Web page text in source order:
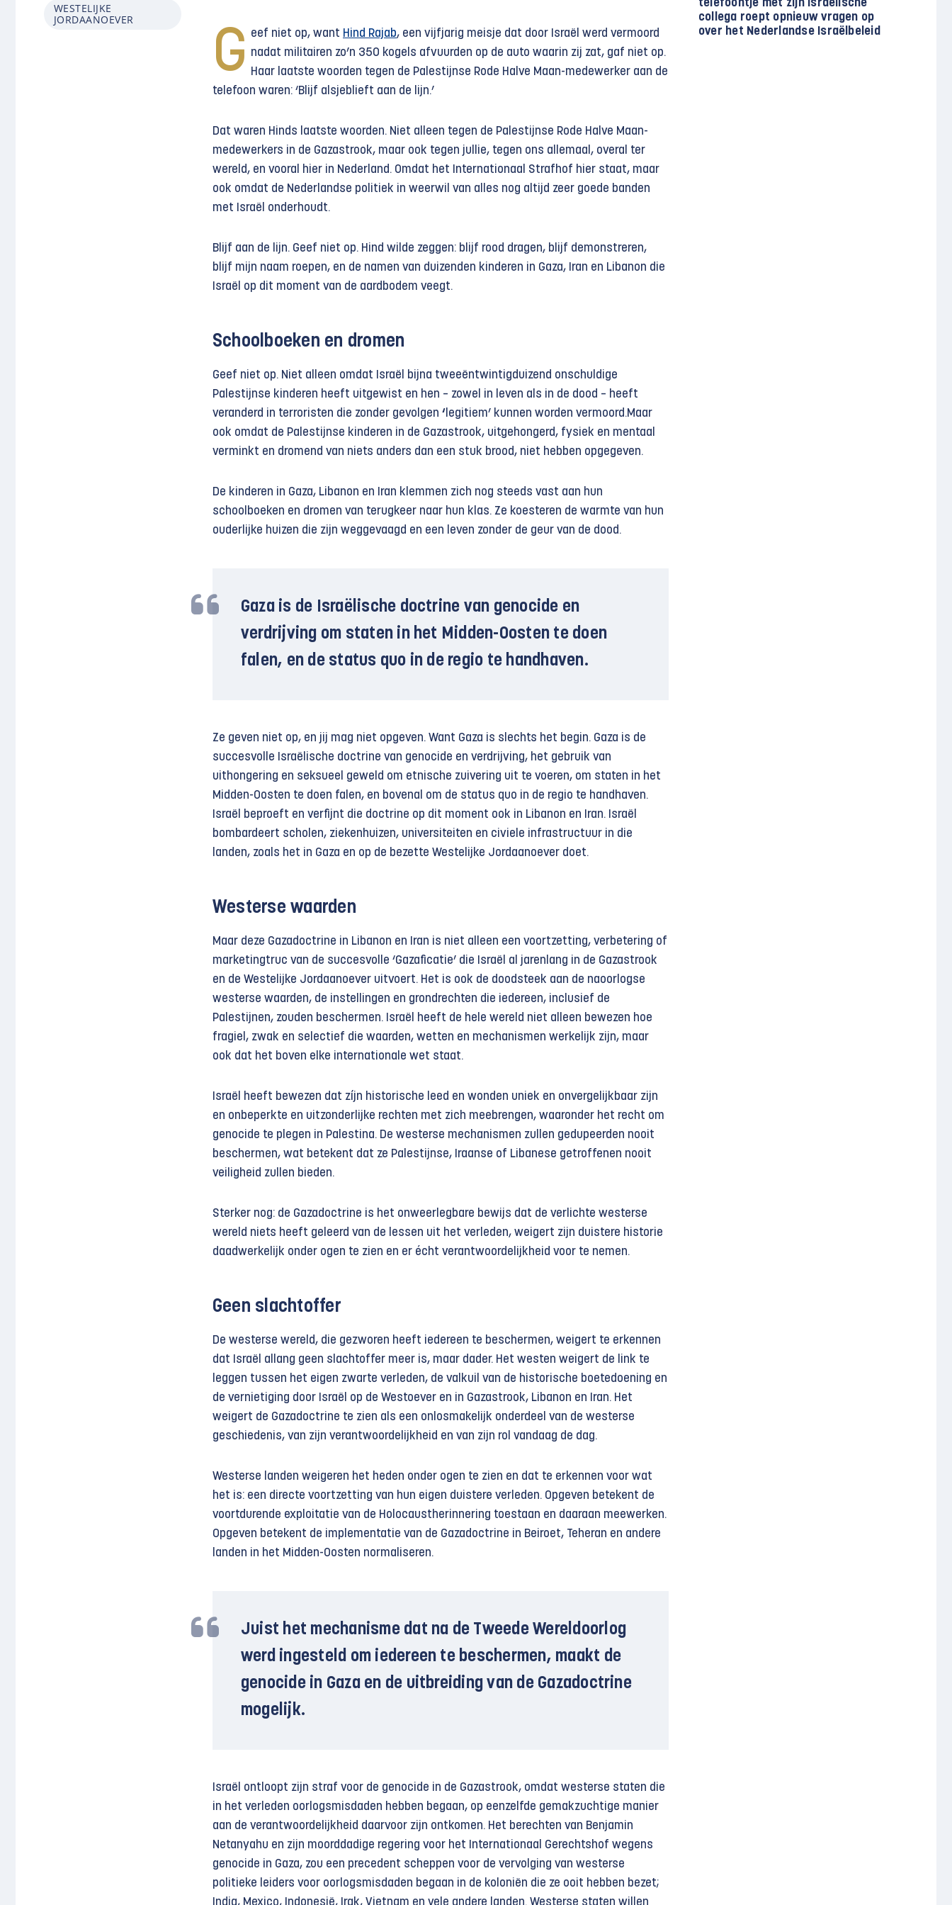
WESTELIJKE
JORDAANOEVER
G eef niet op, want Hind Rajab, een vijfjarig meisje dat door Israël werd vermoord
nadat militairen zo’n 350 kogels afvuurden op de auto waarin zij zat, gaf niet op.
Haar laatste woorden tegen de Palestijnse Rode Halve Maan-medewerker aan de
telefoon waren: ‘Blijf alsjeblieft aan de lijn.’
Dat waren Hinds laatste woorden. Niet alleen tegen de Palestijnse Rode Halve Maan-
medewerkers in de Gazastrook, maar ook tegen jullie, tegen ons allemaal, overal ter
wereld, en vooral hier in Nederland. Omdat het Internationaal Strafhof hier staat, maar
ook omdat de Nederlandse politiek in weerwil van alles nog altijd zeer goede banden
met Israël onderhoudt.
Blijf aan de lijn. Geef niet op. Hind wilde zeggen: blijf rood dragen, blijf demonstreren,
blijf mijn naam roepen, en de namen van duizenden kinderen in Gaza, Iran en Libanon die
Israël op dit moment van de aardbodem veegt.
Schoolboeken en dromen
Geef niet op. Niet alleen omdat Israël bijna tweeëntwintigduizend onschuldige
Palestijnse kinderen heeft uitgewist en hen – zowel in leven als in de dood – heeft
veranderd in terroristen die zonder gevolgen ‘ legitiem’ kunnen worden vermoord.Maar
ook omdat de Palestijnse kinderen in de Gazastrook, uitgehongerd, fysiek en mentaal
verminkt en dromend van niets anders dan een stuk brood, niet hebben opgegeven.
De kinderen in Gaza, Libanon en Iran klemmen zich nog steeds vast aan hun
schoolboeken en dromen van terugkeer naar hun klas. Ze koesteren de warmte van hun
ouderlijke huizen die zijn weggevaagd en een leven zonder de geur van de dood.
Gaza is de Israëlische doctrine van genocide en
verdrijving om staten in het Midden-Oosten te doen
falen, en de status quo in de regio te handhaven.
Ze geven niet op, en jij mag niet opgeven. Want Gaza is slechts het begin. Gaza is de
succesvolle Israëlische doctrine van genocide en verdrijving, het gebruik van
uithongering en seksueel geweld om etnische zuivering uit te voeren, om staten in het
Midden-Oosten te doen falen, en bovenal om de status quo in de regio te handhaven.
Israël beproeft en verfijnt die doctrine op dit moment ook in Libanon en Iran. Israël
bombardeert scholen, ziekenhuizen, universiteiten en civiele infrastructuur in die
landen, zoals het in Gaza en op de bezette Westelijke Jordaanoever doet.
Westerse waarden
Maar deze Gazadoctrine in Libanon en Iran is niet alleen een voortzetting, verbetering of
marketingtruc van de succesvolle ‘Gazaficatie’ die Israël al jarenlang in de Gazastrook
en de Westelijke Jordaanoever uitvoert. Het is ook de doodsteek aan de naoorlogse
westerse waarden, de instellingen en grondrechten die iedereen, inclusief de
Palestijnen, zouden beschermen. Israël heeft de hele wereld niet alleen bewezen hoe
fragiel, zwak en selectief die waarden, wetten en mechanismen werkelijk zijn, maar
ook dat het boven elke internationale wet staat.
Israël heeft bewezen dat zíjn historische leed en wonden uniek en onvergelijkbaar zijn
en onbeperkte en uitzonderlijke rechten met zich meebrengen, waaronder het recht om
genocide te plegen in Palestina. De westerse mechanismen zullen gedupeerden nooit
beschermen, wat betekent dat ze Palestijnse, Iraanse of Libanese getroffenen nooit
veiligheid zullen bieden.
Sterker nog: de Gazadoctrine is het onweerlegbare bewijs dat de verlichte westerse
wereld niets heeft geleerd van de lessen uit het verleden, weigert zijn duistere historie
daadwerkelijk onder ogen te zien en er écht verantwoordelijkheid voor te nemen.
Geen slachtoffer
De westerse wereld, die gezworen heeft iedereen te beschermen, weigert te erkennen
dat Israël allang geen slachtoffer meer is, maar dader. Het westen weigert de link te
leggen tussen het eigen zwarte verleden, de valkuil van de historische boetedoening en
de vernietiging door Israël op de Westoever en in Gazastrook, Libanon en Iran. Het
weigert de Gazadoctrine te zien als een onlosmakelijk onderdeel van de westerse
geschiedenis, van zijn verantwoordelijkheid en van zijn rol vandaag de dag.
Westerse landen weigeren het heden onder ogen te zien en dat te erkennen voor wat
het is: een directe voortzetting van hun eigen duistere verleden. Opgeven betekent de
voortdurende exploitatie van de Holocaustherinnering toestaan ​​en daaraan meewerken.
Opgeven betekent de implementatie van de Gazadoctrine in Beiroet, Teheran en andere
landen in het Midden-Oosten normaliseren.
Juist het mechanisme dat na de Tweede Wereldoorlog
werd ingesteld om iedereen te beschermen, maakt de
genocide in Gaza en de uitbreiding van de Gazadoctrine
mogelijk.
Israël ontloopt zijn straf voor de genocide in de Gazastrook, omdat westerse staten die
in het verleden oorlogsmisdaden hebben begaan, op eenzelfde gemakzuchtige manier
aan de verantwoordelijkheid daarvoor zijn ontkomen. Het berechten van Benjamin
Netanyahu en zijn moorddadige regering voor het Internationaal Gerechtshof wegens
genocide in Gaza, zou een precedent scheppen voor de vervolging van westerse
politieke leiders voor oorlogsmisdaden begaan in de koloniën die ze ooit hebben bezet;
India, Mexico, Indonesië, Irak, Vietnam en vele andere landen. Westerse staten willen
telefoontje met zijn Israëlische
collega roept opnieuw vragen op
over het Nederlandse Israëlbeleid